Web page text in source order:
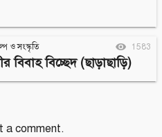
ও সংস্কৃতি 1583
বিবাহ বিচ্ছেদ (ছাড়াছাড়ি)
a comment.